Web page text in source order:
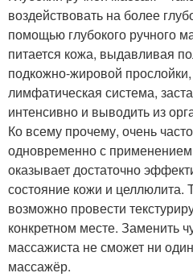
воздействовать на более
помощью глубокого ручного
питается кожа, выдавливая
подкожно-жировой
лимфатическая система,
интенсивно и выводить из
Ко всему прочему, очень
одновременно с
оказывает достаточно
состояние кожи и целлюлита.
возможно провести
конкретном месте. Заменить
массажиста не сможет ни
массажёр.